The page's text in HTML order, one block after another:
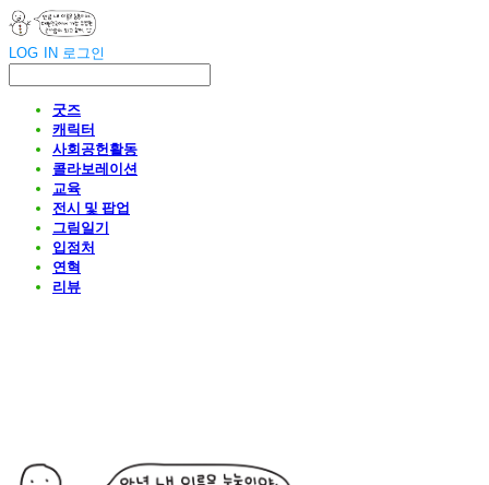
LOG IN 로그인
굿즈
캐릭터
사회공헌활동
콜라보레이션
교육
전시 및 팝업
그림일기
입점처
연혁
리뷰